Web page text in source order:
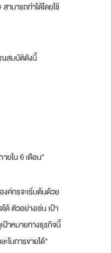
ามารถทำได้โดยใช้
ณสมบัติดังนี้
ยใน 6 เดือน"
งค์กรจะเริ่มต้นด้วย
ตัวอย่างเช่น เป้า
ป้าหมายทางธุรกิจนี้
ในการขายได้"